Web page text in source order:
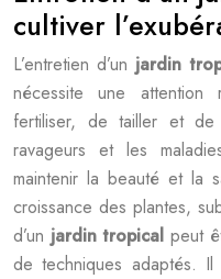
cultiver
L’entretien d’un jardin
nécessite une attention
fertiliser, de tailler et
ravageurs et les
maintenir la beauté et la
croissance des plantes,
d’un jardin tropicalpeut
de techniques adaptés. Il